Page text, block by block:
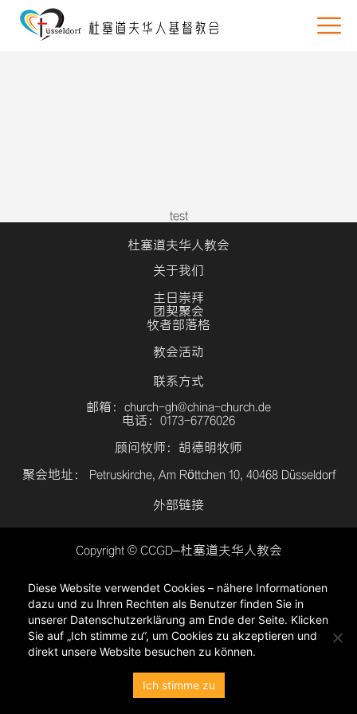
test
杜塞道夫华人教会
关于我们
主日崇拜
团契聚会
牧者部落格
教会活动
联系方式
邮箱：church-gh@china-church.de
电话：0173-6776026
顾问牧师：胡德明牧师
聚会地址： Petruskirche, Am Röttchen 10, 40468 Düsseldorf
外部链接
Copyright © CCGD–杜塞道夫华人教会
隐私政策
Diese Website verwendet Cookies – nähere Informationen
dazu und zu Ihren Rechten als Benutzer finden Sie in
unserer Datenschutzerklärung am Ende der Seite. Klicken
Sie auf „Ich stimme zu“, um Cookies zu akzeptieren und
direkt unsere Website besuchen zu können.
Ich stimme zu